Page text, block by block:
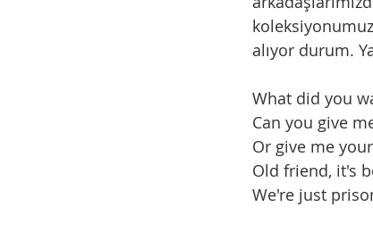
alıyor durum.
What did you
Can you give
Or give me
Old friend, it's
We're just